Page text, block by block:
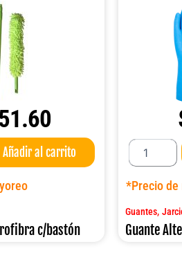
Añadir al carrito
c/bastón
Guante
Altex
Afelpado
cantidad
*Precio de
Guantes,
Guante